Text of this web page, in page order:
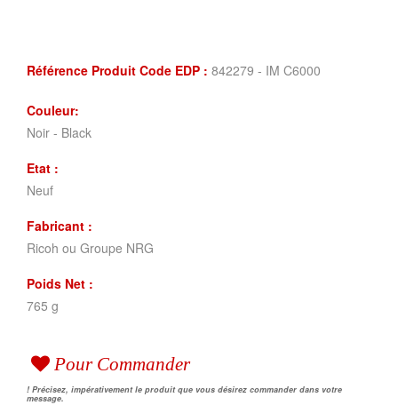
Référence Produit Code EDP : 842279 - IM C6000
Couleur:
Noir - Black
Etat :
Neuf
Fabricant :
Ricoh ou Groupe NRG
Poids Net :
765 g
Pour Commander
! Précisez, impérativement le produit que vous désirez commander dans votre
message.